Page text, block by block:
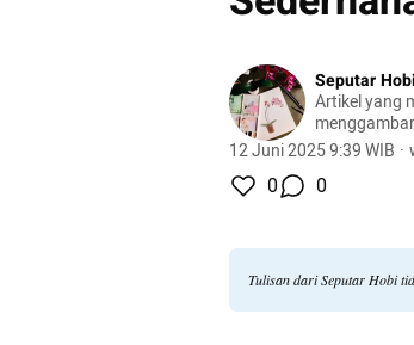
Seputar Hobi
Artikel yang
peliharaan,
12 Juni 2025 9:39 WIB ·
0 0
Tulisan dari Seputar Hobi